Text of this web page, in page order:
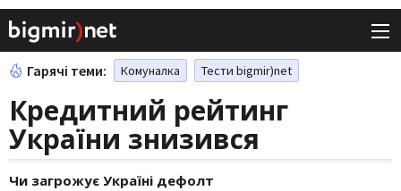
Гарячі теми: Комуналка Тести bigmir)net
Кредитний рейтинг
України знизився
Чи загрожує Україні дефолт